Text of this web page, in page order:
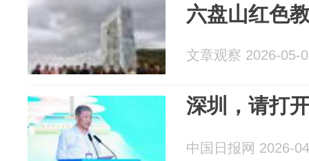
六盘山红色
文章观察 2026-05-
深圳，请打
中国日报网 2026-